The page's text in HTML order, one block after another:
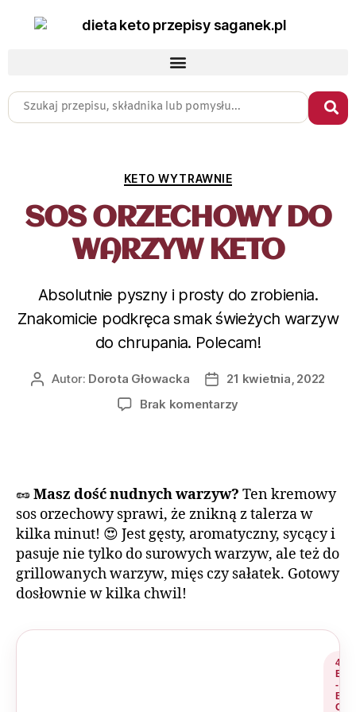
KETO WYTRAWNIE
SOS ORZECHOWY DO
WARZYW KETO
Absolutnie pyszny i prosty do zrobienia.
Znakomicie podkręca smak świeżych warzyw
do chrupania. Polecam!
Autor: Dorota Głowacka
21 kwietnia, 2022
Brak komentarzy
🥜 Masz dość nudnych warzyw? Ten kremowy
sos orzechowy sprawi, że znikną z talerza w
kilka minut! 😍 Jest gęsty, aromatyczny, sycący i
pasuje nie tylko do surowych warzyw, ale też do
grillowanych warzyw, mięs czy sałatek. Gotowy
dosłownie w kilka chwil!
4
E
-
B
O